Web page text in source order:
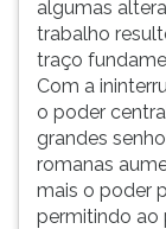
algumas
trabalho
traço
Com a
o poder
grandes
romanas
mais o poder
permitindo ao